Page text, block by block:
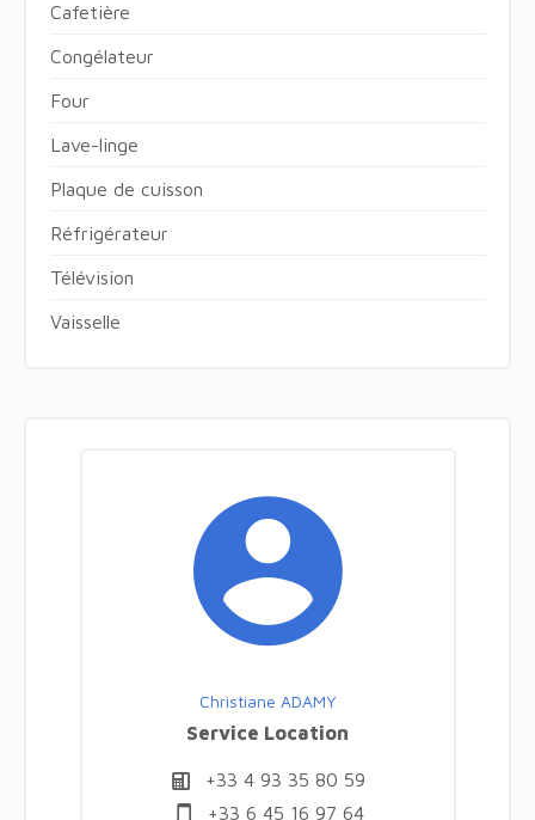
Cafetière
Congélateur
Four
Lave-linge
Plaque de cuisson
Réfrigérateur
Télévision
Vaisselle
Christiane ADAMY
Service Location
+33 4 93 35 80 59
+33 6 45 16 97 64